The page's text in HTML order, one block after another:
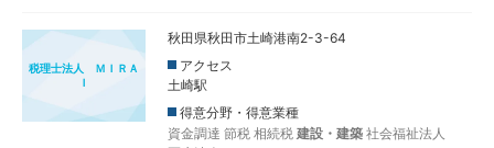
税理士法人 ＭＩＲＡ
Ｉ
秋田県秋田市土崎港南2-3-64
アクセス
土崎駅
得意分野・得意業種
資金調達 節税 相続税 建設・建築 社会福祉法人